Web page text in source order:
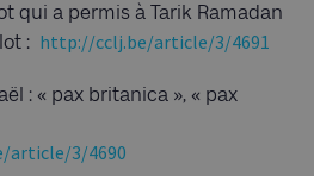
qui a permis à Tarik Ramadan
: http://cclj.be/article/3/4691
: « pax britanica », « pax
article/3/4690